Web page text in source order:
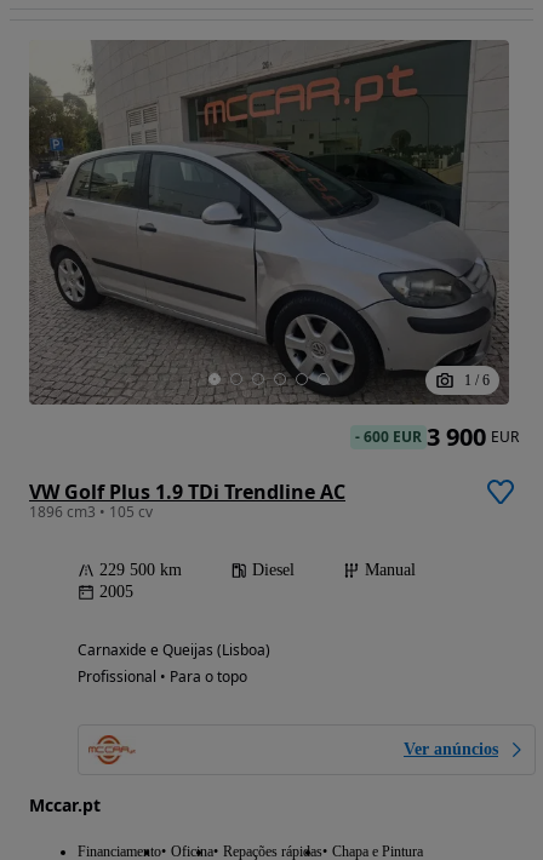
1 / 6
VW Golf Plus 1.9 TDi Trendline AC
1896 cm3 • 105 cv
229 500 km Diesel
Manual
2005
Carnaxide e Queijas (Lisboa)
Profissional • Para o topo
Ver anúncios
Mccar.pt
Financiamento Oficina Repações rápidas Chapa e Pintura
-600 EUR 3 900 EUR